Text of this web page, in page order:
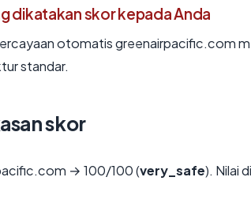
dikatakan skor kepada Anda
otomatis greenairpacific.com
standar.
skor
→ 100/100 (very_safe). Nilai